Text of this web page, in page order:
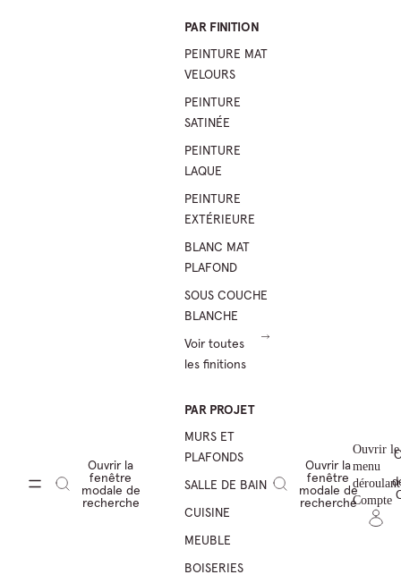
Ouvrir la
fenêtre
modale de
recherche
PAR FINITION
PEINTURE MAT
VELOURS
PEINTURE
SATINÉE
PEINTURE
LAQUE
PEINTURE
EXTÉRIEURE
BLANC MAT
PLAFOND
SOUS COUCHE
BLANCHE
Voir toutes
les finitions
PAR PROJET
MURS ET
PLAFONDS
SALLE DE BAIN
CUISINE
MEUBLE
BOISERIES
Ouvrir la
fenêtre
modale de
recherche
Ouvrir le
menu
déroulant
Compte